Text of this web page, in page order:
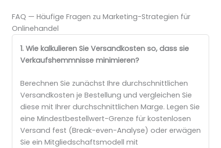
FAQ — Häufige Fragen zu Marketing-Strategien für
Onlinehandel
1. Wie kalkulieren Sie Versandkosten so, dass sie
Verkaufshemmnisse minimieren?
Berechnen Sie zunächst Ihre durchschnittlichen
Versandkosten je Bestellung und vergleichen Sie
diese mit Ihrer durchschnittlichen Marge. Legen Sie
eine Mindestbestellwert-Grenze für kostenlosen
Versand fest (Break-even-Analyse) oder erwägen
Sie ein Mitgliedschaftsmodell mit